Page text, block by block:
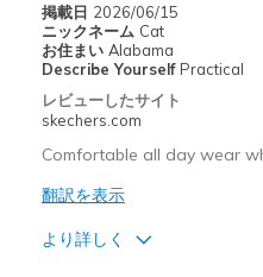
Width
Sizing
掲載日 2026/06/15
ニックネーム Cat
お住まい Alabama
Describe Yourself Practical
レビューしたサイト
skechers.com
Comfortable all day wear
翻訳を表示
より詳しく